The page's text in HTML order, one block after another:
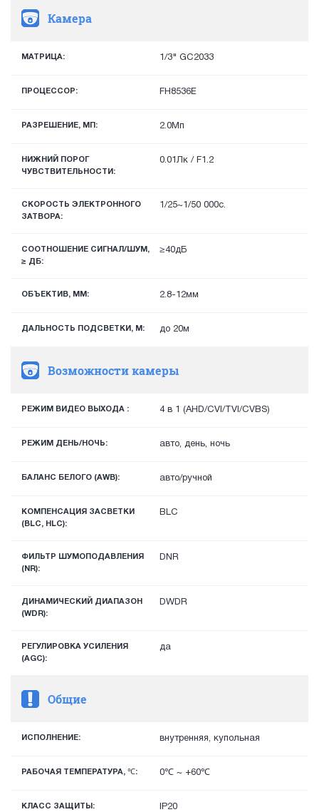
Камера
МАТРИЦА: 1/3" GC2033
ПРОЦЕССОР: FH8536E
РАЗРЕШЕНИЕ, МП: 2.0Мп
НИЖНИЙ ПОРОГ
ЧУВСТВИТЕЛЬНОСТИ:
0.01Лк / F1.2
СКОРОСТЬ ЭЛЕКТРОННОГО
ЗАТВОРА:
1/25~1/50 000с.
СООТНОШЕНИЕ СИГНАЛ/ШУМ,
≥ ДБ:
≥40дБ
ОБЪЕКТИВ, ММ: 2.8-12мм
ДАЛЬНОСТЬ ПОДСВЕТКИ, М: до 20м
Возможности камеры
РЕЖИМ ВИДЕО ВЫХОДА : 4 в 1 (AHD/CVI/TVI/CVBS)
РЕЖИМ ДЕНЬ/НОЧЬ: авто, день, ночь
БАЛАНС БЕЛОГО (AWB): авто/ручной
КОМПЕНСАЦИЯ ЗАСВЕТКИ
(BLC, HLC):
BLC
ФИЛЬТР ШУМОПОДАВЛЕНИЯ
(NR):
DNR
ДИНАМИЧЕСКИЙ ДИАПАЗОН
(WDR):
DWDR
РЕГУЛИРОВКА УСИЛЕНИЯ
(AGC):
да
Общие
ИСПОЛНЕНИЕ: внутренняя, купольная
РАБОЧАЯ ТЕМПЕРАТУРА, ℃: 0℃ ~ +60℃
КЛАСС ЗАЩИТЫ: IP20